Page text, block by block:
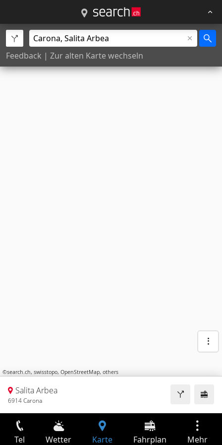
Feedback | Zur alten Karte wechseln
©search.ch, swisstopo, OpenStreetMap, others
Salita Arbea
6914 Carona
Tel Wetter Karte Fahrplan Mehr